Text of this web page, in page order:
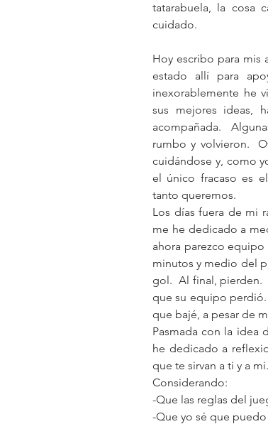
tatarabuela, la cosa
cuidado.
Hoy escribo para mis
estado allí para
inexorablemente he
sus mejores ideas,
acompañada.
rumbo y volvieron.
cuidándose y, como
el único fracaso es
tanto queremos.
Los días fuera de mi
me he dedicado a
ahora parezco
minutos y medio del
gol.  Al final, pierden.
que su equipo perdió.
que bajé, a pesar de
Pasmada con la idea
he dedicado a
que te sirvan a ti y a mi.
Considerando:
-Que las reglas del
-Que yo sé que